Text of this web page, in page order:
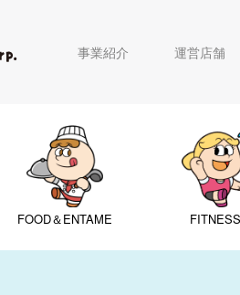
事業紹介 運営店舗
FOOD＆ENTAME FITNESS